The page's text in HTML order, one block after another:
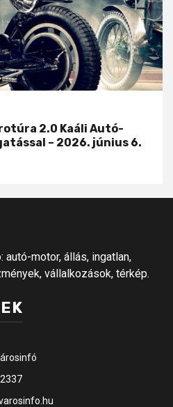
2.0 Kaáli Autó-
– 2026. június 6.
motor, állás, ingatlan,
vállalkozások, térkép.